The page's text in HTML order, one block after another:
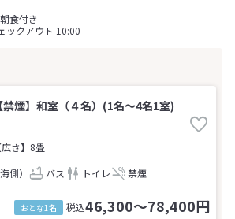
食付き
クアウト 10:00
【禁煙】和室（４名）(1名～4名1室)
広さ】8畳
側） バス トイレ 禁煙
おとな1名 税込46,300～78,400円